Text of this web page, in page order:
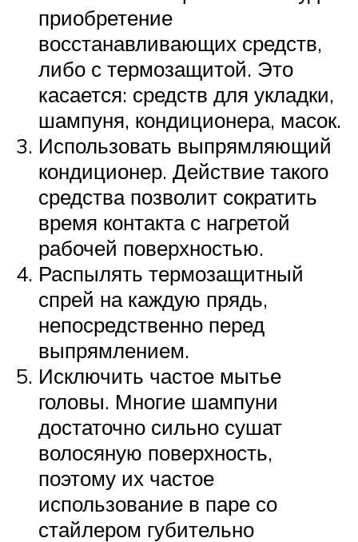
приобретение
восстанавливающих средств,
либо с термозащитой. Это
касается: средств для укладки,
шампуня, кондиционера, масок.
Использовать выпрямляющий
кондиционер. Действие такого
средства позволит сократить
время контакта с нагретой
рабочей поверхностью.
Распылять термозащитный
спрей на каждую прядь,
непосредственно перед
выпрямлением.
Исключить частое мытье
головы. Многие шампуни
достаточно сильно сушат
волосяную поверхность,
поэтому их частое
использование в паре со
стайлером губительно